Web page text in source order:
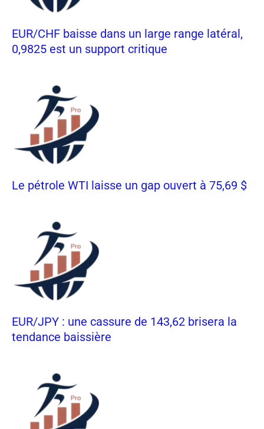
EUR/CHF baisse dans un large range latéral,
0,9825 est un support critique
Le pétrole WTI laisse un gap ouvert à 75,69 $
EUR/JPY : une cassure de 143,62 brisera la
tendance baissière